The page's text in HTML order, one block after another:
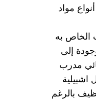
مواد
الخاص به
إلى
مدرب
اشبيلية
بالرغم